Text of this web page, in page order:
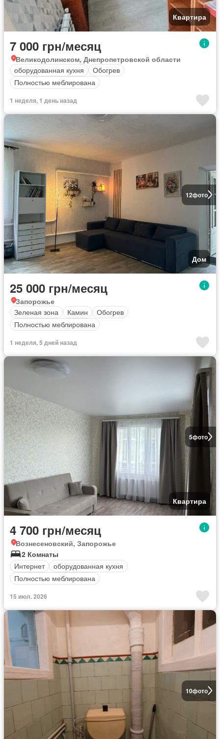
Квартира
7 000 грн/месяц
Великодолинском, Днепропетровской области
оборудованная кухня
Обогрев
Полностью меблирована
1 неделя, 1 день назад
12фото
Дом
25 000 грн/месяц
Запорожье
Зеленая зона
Камин
Обогрев
Полностью меблирована
1 неделя, 5 дней назад
5фото
Квартира
4 700 грн/месяц
Вознесеновский, Запорожье
2 Комнаты
Интернет
оборудованная кухня
Полностью меблирована
15 июл. 2026
10фото